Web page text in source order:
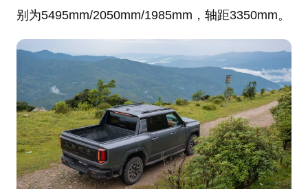
别为5495mm/2050mm/1985mm，轴距3350mm。